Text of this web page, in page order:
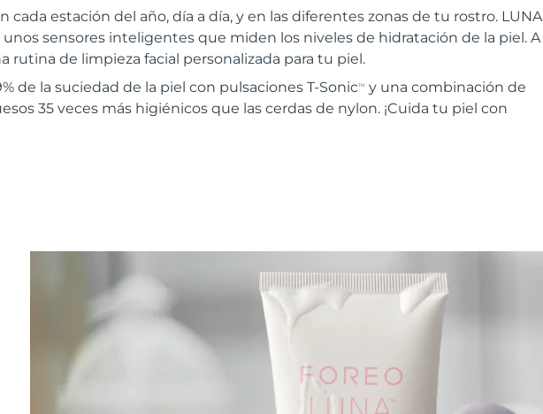
cada estación del año, día a día, y en las diferentes zonas de tu rostro. LUNA
sensores inteligentes que miden los niveles de hidratación de la piel. A
rutina de limpieza facial personalizada para tu piel.
de la suciedad de la piel con pulsaciones T-SonicTM
y una combinación de
35 veces más higiénicos que las cerdas de nylon. ¡Cuida tu piel con